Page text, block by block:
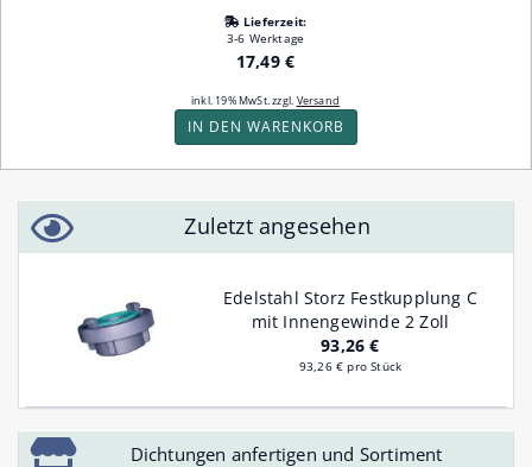
Lieferzeit:
3-6 Werktage
17,49 €
inkl. 19% MwSt. zzgl. Versand
IN DEN WARENKORB
Zuletzt angesehen
Edelstahl Storz Festkupplung C
mit Innengewinde 2 Zoll
93,26 €
93,26 € pro Stück
Dichtungen anfertigen und Sortiment